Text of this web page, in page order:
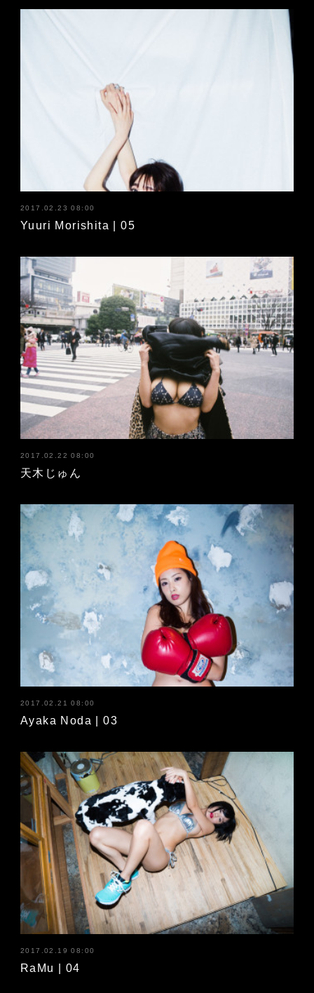
2017.02.23 08:00
Yuuri Morishita | 05
2017.02.22 08:00
天木じゅん
2017.02.21 08:00
Ayaka Noda | 03
2017.02.19 08:00
RaMu | 04